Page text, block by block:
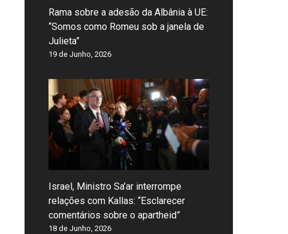
Rama sobre a adesão da Albânia à UE:
“Somos como Romeu sob a janela de
Julieta”
19 de Junho, 2026
Israel, Ministro Sa’ar interrompe
relações com Kallas: “Esclarecer
comentários sobre o apartheid”
18 de Junho, 2026